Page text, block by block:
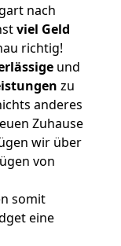
nach
viel Geld
richtig!
und
zu
anderes
Zuhause
wir über
von
somit
eine